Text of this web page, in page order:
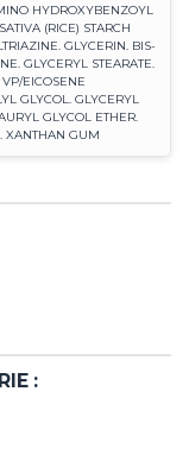
HYDROXYBENZOYL
(RICE) STARCH
GLYCERIN. BIS-
GLYCERYL STEARATE.
EICOSENE
GLYCOL. GLYCERYL
GLYCOL ETHER.
XANTHAN GUM
: